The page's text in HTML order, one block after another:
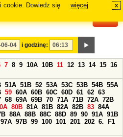
cookie. Dowiedz się
więcej x
i godzinę:
7 8 9 10A 10B 11 12 13 14 15 16
51A 51B 52 53A 53C 53B 54B 55A
59 60A 60B 60C 60D 61 62 63
68 69A 69B 70 71A 71B 72A 72B
80B 81A 81B 82A 82B 83 84A
88A 88B 88C 88D 89 90 91A 91B
97A 97B 99 100 101 201 202 6.
F1